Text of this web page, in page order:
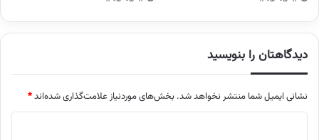
دیدگاهتان را بنویسید
نشانی ایمیل شما منتشر نخواهد شد. بخش‌های موردنیاز علامت‌گذاری شده‌اند*